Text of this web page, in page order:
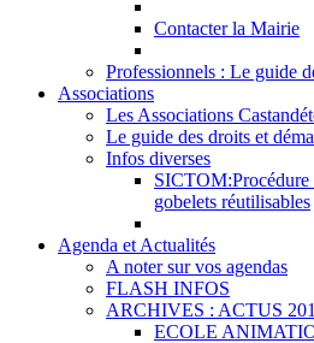
Contacter la Mairie
Professionnels : Le guide
Associations
Les Associations
Le guide des droits et
Infos diverses
SICTOM:Procédure
gobelets réutilisables
Agenda et Actualités
A noter sur vos agendas
FLASH INFOS
ARCHIVES : ACTUS
ECOLE